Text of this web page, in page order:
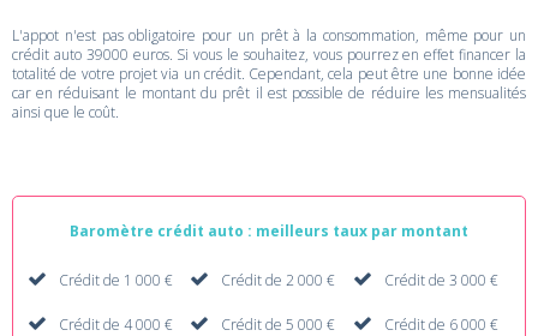
L'appot n'est pas obligatoire pour un prêt à la consommation, même pour un
crédit auto 39000 euros. Si vous le souhaitez, vous pourrez en effet financer la
totalité de votre projet via un crédit. Cependant, cela peut être une bonne idée
car en réduisant le montant du prêt il est possible de réduire les mensualités
ainsi que le coût.
Baromètre crédit auto : meilleurs taux par montant
Crédit de 1 000 € Crédit de 2 000 € Crédit de 3 000 €
Crédit de 4 000 € Crédit de 5 000 € Crédit de 6 000 €